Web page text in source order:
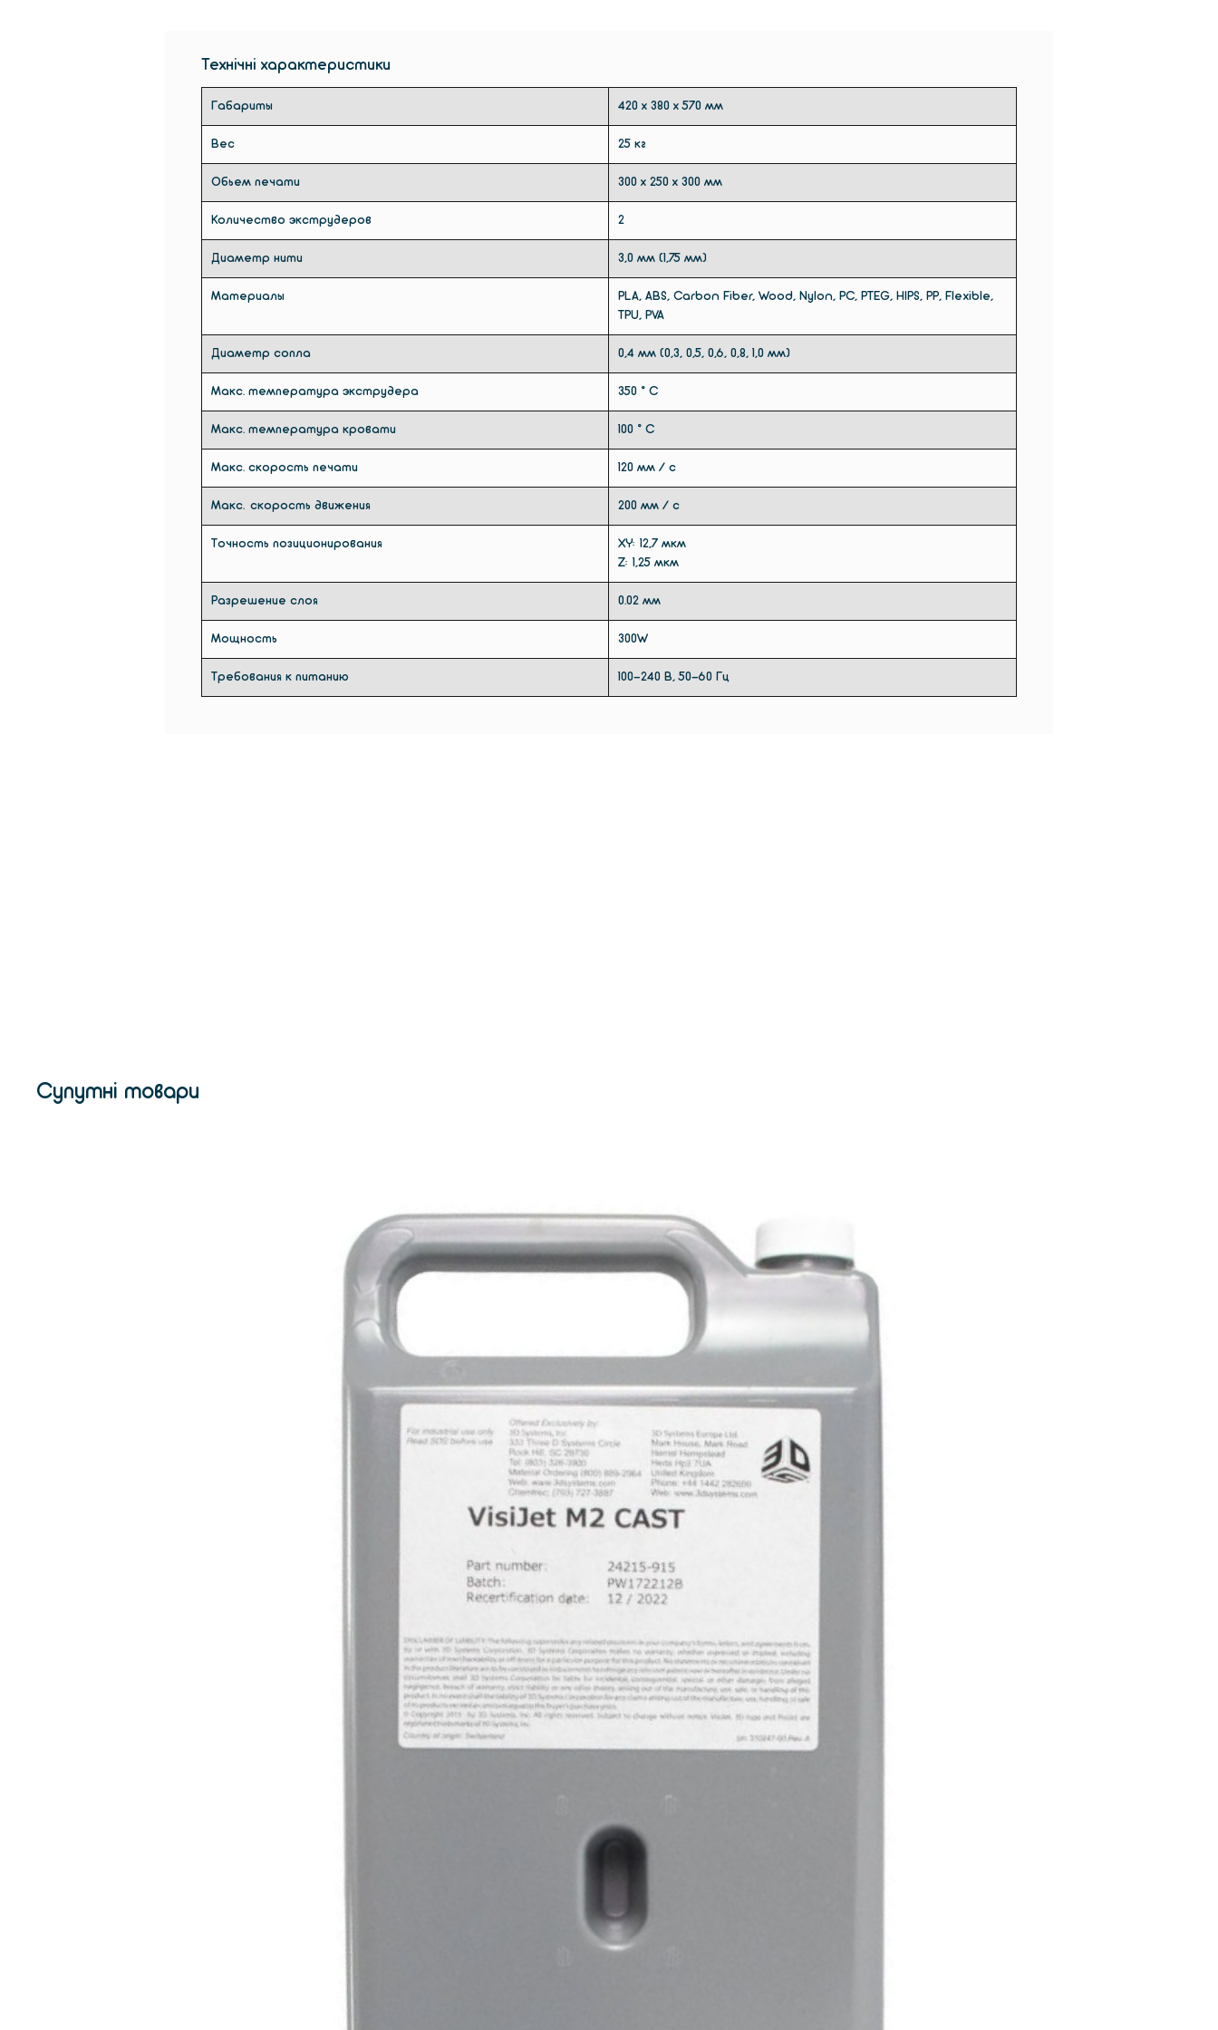
платформу и вытащит нить накала
Технічні характеристики
Габариты 420 х 380 х 570 мм
Вес 25 кг
Обьем печати 300 х 250 х 300 мм
Количество экструдеров 2
Диаметр нити 3,0 мм (1,75 мм)
Материалы
PLA, ABS, Carbon Fiber, Wood, Nylon, PC, PTEG, HIPS, PP, Flexible,
TPU, PVA
Диаметр сопла 0,4 мм (0,3, 0,5, 0,6, 0,8, 1,0 мм)
Макс. температура экструдера 350 ° С
Макс. температура кровати 100 ° С
Макс. скорость печати 120 мм / с
Макс. скорость движения 200 мм / с
Точность позиционирования
XY: 12,7 мкм
Z: 1,25 мкм
Разрешение слоя 0.02 мм
Мощность 300W
Требования к питанию 100-240 В, 50-60 Гц
Супутні товари